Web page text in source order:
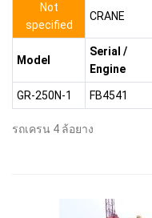
Not
specified
CRANE
Model
Serial /
Engine
GR-250N-1 FB4541
รถเครน 4 ล้อยาง